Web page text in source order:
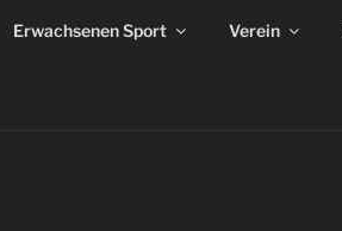
Erwachsenen Sport Verein